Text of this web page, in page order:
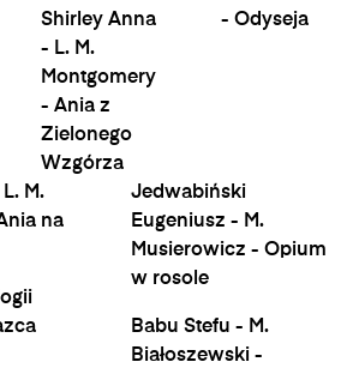
Shirley Anna
- L. M.
Montgomery
- Ania z
Zielonego
Wzgórza
- Odyseja
M.
na
Jedwabiński
Eugeniusz - M.
Musierowicz - Opium
w rosole
Babu Stefu - M.
Białoszewski -